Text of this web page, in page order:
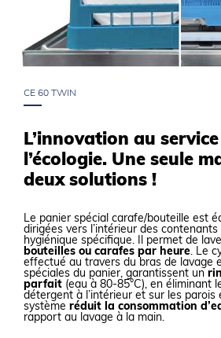
CE 60 TWIN
L’innovation au
l’écologie. Une seule
deux solutions !
Le panier spécial carafe/bouteille est
dirigées vers l’intérieur des
hygiénique spécifique. Il permet de
bouteilles ou carafes par heure. Le
effectué au travers du bras de lavage
spéciales du panier, garantissent un
parfait (eau à 80-85°C), en éliminant
détergent à l’intérieur et sur les parois
système réduit la consommation
rapport au lavage à la main.